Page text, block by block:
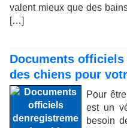
valent mieux que des
[…]
Documents
des chiens pour
Pour
est un
besoin